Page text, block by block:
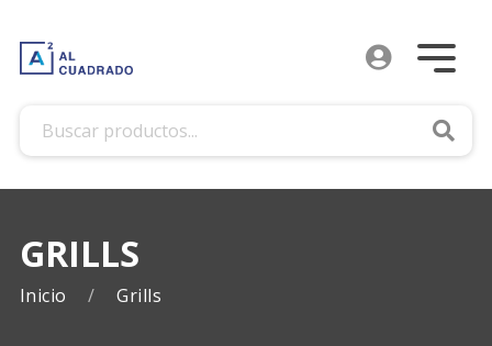
GRILLS
Inicio Grills